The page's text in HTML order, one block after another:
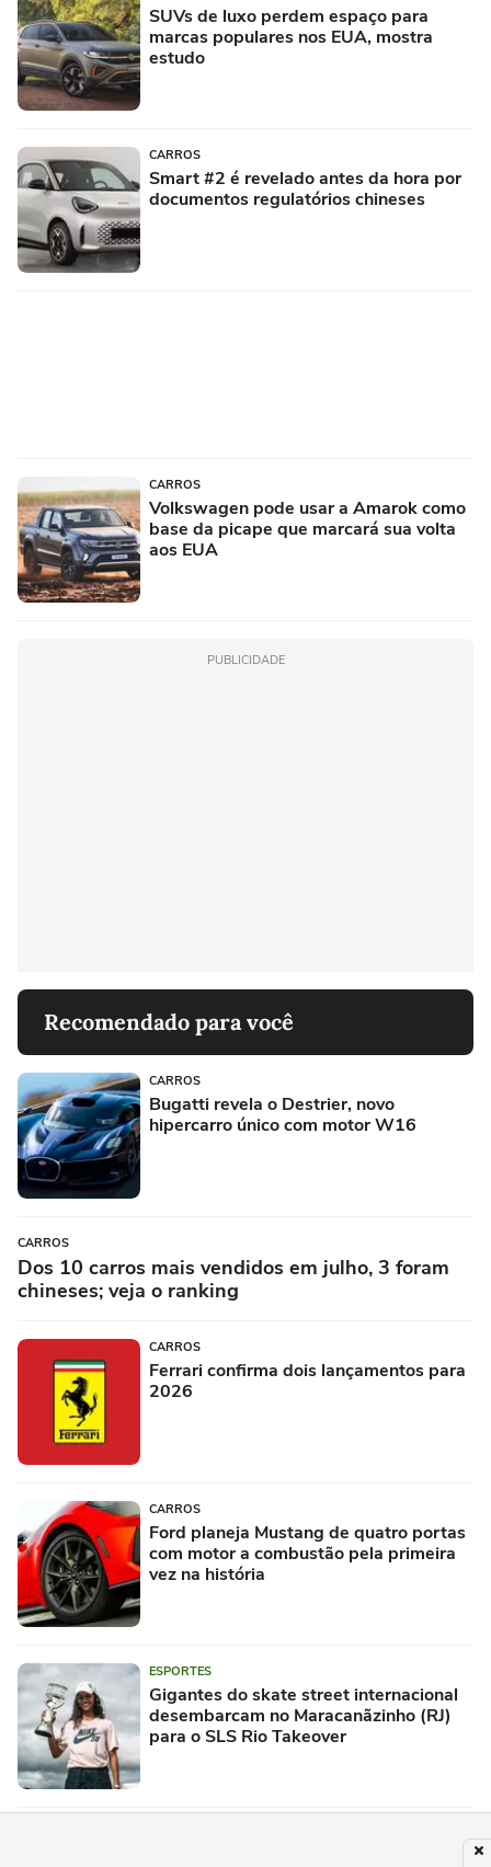
SUVs de luxo perdem espaço para
marcas populares nos EUA, mostra
estudo
CARROS
Smart #2 é revelado antes da hora por
documentos regulatórios chineses
CARROS
Volkswagen pode usar a Amarok como
base da picape que marcará sua volta
aos EUA
PUBLICIDADE
Recomendado para você
CARROS
Bugatti revela o Destrier, novo
hipercarro único com motor W16
CARROS
Dos 10 carros mais vendidos em julho, 3 foram
chineses; veja o ranking
CARROS
Ferrari confirma dois lançamentos para
2026
CARROS
Ford planeja Mustang de quatro portas
com motor a combustão pela primeira
vez na história
ESPORTES
Gigantes do skate street internacional
desembarcam no Maracanãzinho (RJ)
para o SLS Rio Takeover